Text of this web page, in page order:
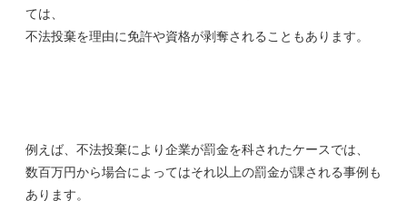
ては、
不法投棄を理由に免許や資格が剥奪されることもあります。
例えば、不法投棄により企業が罰金を科されたケースでは、
数百万円から場合によってはそれ以上の罰金が課される事例も
あります。